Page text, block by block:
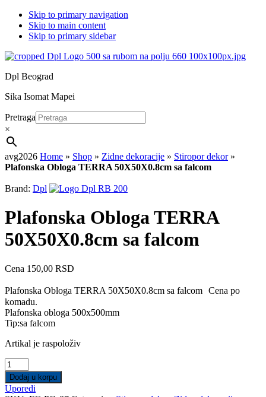
Skip to primary navigation
Skip to main content
Skip to primary sidebar
Dpl Beograd
Sika Isomat Mapei
Pretraga
×
avg2026 Home » Shop » Zidne dekoracije » Stiropor dekor»
Plafonska Obloga TERRA 50X50X0.8cm sa falcom
Brand: Dpl
Plafonska Obloga TERRA
50X50X0.8cm sa falcom
Cena 150,00 RSD
Plafonska Obloga TERRA 50X50X0.8cm sa falcom Cena po
komadu.
Plafonska obloga 500x500mm
Tip:sa falcom
Artikal je raspoloživ
Plafonska
Obloga
TERRA
50X50X0.8cm
Dodaj u korpu
Uporedi